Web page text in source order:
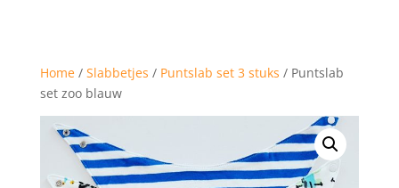
Home/ Slabbetjes / Puntslab set 3 stuks / Puntslab
set zoo blauw